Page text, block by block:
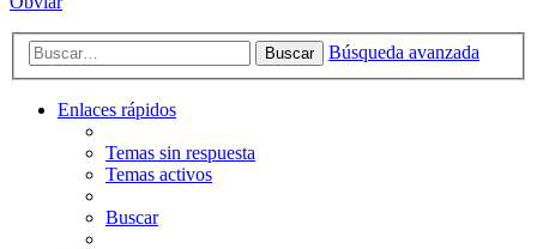
Buscar Búsqueda avanzada
Enlaces rápidos
Temas sin respuesta
Temas activos
Buscar